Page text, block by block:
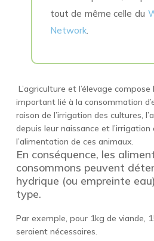
tout de même celle du
Network.
L’agriculture et l’élevage
important lié à la consommation
raison de l’irrigation des cultures,
depuis leur naissance et
l’alimentation de ces animaux.
En conséquence, les
consommons peuvent
hydrique (ou empreinte
type.
Par exemple, pour 1kg de viande,
seraient nécessaires.